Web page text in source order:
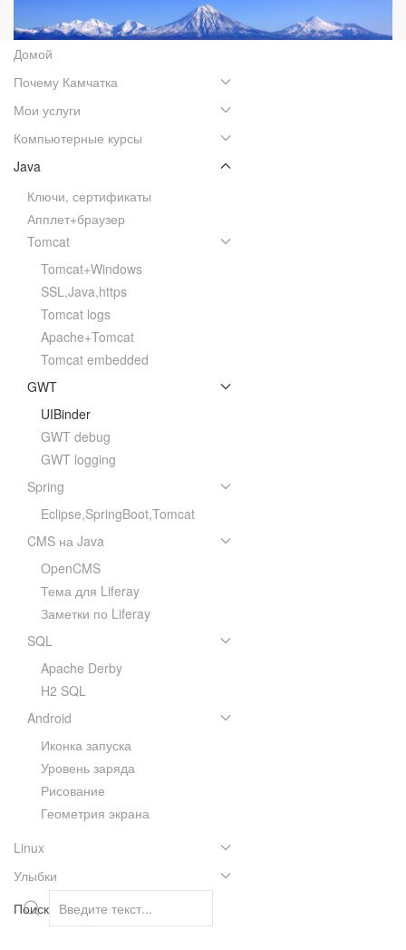
Домой
Почему Камчатка
Мои услуги
Компьютерные курсы
Java
Ключи, сертификаты
Апплет+браузер
Tomcat
Tomcat+Windows
SSL,Java,https
Tomcat logs
Apache+Tomcat
Tomcat embedded
GWT
UIBinder
GWT debug
GWT logging
Spring
Eclipse,SpringBoot,Tomcat
CMS на Java
OpenCMS
Тема для Liferay
Заметки по Liferay
SQL
Apache Derby
H2 SQL
Android
Иконка запуска
Уровень заряда
Рисование
Геометрия экрана
Linux
Улыбки
Поиск